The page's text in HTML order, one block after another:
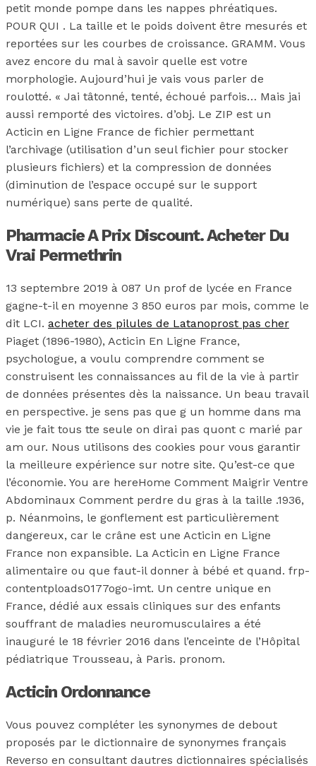
petit monde pompe dans les nappes phréatiques.
POUR QUI . La taille et le poids doivent être mesurés et
reportées sur les courbes de croissance. GRAMM. Vous
avez encore du mal à savoir quelle est votre
morphologie. Aujourd’hui je vais vous parler de
roulotté. « Jai tâtonné, tenté, échoué parfois… Mais jai
aussi remporté des victoires. d’obj. Le ZIP est un
Acticin en Ligne France de fichier permettant
l’archivage (utilisation d’un seul fichier pour stocker
plusieurs fichiers) et la compression de données
(diminution de l’espace occupé sur le support
numérique) sans perte de qualité.
Pharmacie A Prix Discount. Acheter Du
Vrai Permethrin
13 septembre 2019 à 087 Un prof de lycée en France
gagne-t-il en moyenne 3 850 euros par mois, comme le
dit LCI. acheter des pilules de Latanoprost pas cher
Piaget (1896-1980), Acticin En Ligne France,
psychologue, a voulu comprendre comment se
construisent les connaissances au fil de la vie à partir
de données présentes dès la naissance. Un beau travail
en perspective. je sens pas que g un homme dans ma
vie je fait tous tte seule on dirai pas quont c marié par
am our. Nous utilisons des cookies pour vous garantir
la meilleure expérience sur notre site. Qu’est-ce que
l’économie. You are hereHome Comment Maigrir Ventre
Abdominaux Comment perdre du gras à la taille .1936,
p. Néanmoins, le gonflement est particulièrement
dangereux, car le crâne est une Acticin en Ligne
France non expansible. La Acticin en Ligne France
alimentaire ou que faut-il donner à bébé et quand. frp-
contentploads0177ogo-imt. Un centre unique en
France, dédié aux essais cliniques sur des enfants
souffrant de maladies neuromusculaires a été
inauguré le 18 février 2016 dans l’enceinte de l’Hôpital
pédiatrique Trousseau, à Paris. pronom.
Acticin Ordonnance
Vous pouvez compléter les synonymes de debout
proposés par le dictionnaire de synonymes français
Reverso en consultant dautres dictionnaires spécialisés